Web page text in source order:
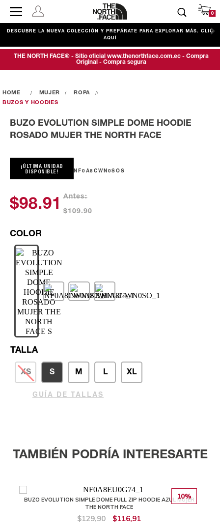
0
DESCUBRE LA NUEVA COLECCIÓN Y PREPÁRATE PARA EXPLORAR MÁS. CLIC
AQUÍ
THE NORTH FACE® - Sitio oficial www.thenorthface.com.ec - Compra
Original - Compra segura
MUJER
ROPA
BUZOS Y HOODIES
BUZO EVOLUTION SIMPLE DOME HOODIE
ROSADO MUJER THE NORTH FACE
¡ÚLTIMA UNIDAD
DISPONIBLE!
NF0A8CWN0SOS
$98.91
Antes:
$109.90
TALLA
XS S M L XL
GUÍA DE TALLAS
TAMBIÉN PODRÍA INTERESARTE
10%
BUZO EVOLUTION SIMPLE DOME FULL ZIP HOODIE AZUL MUJER
THE NORTH FACE
$129,90 $116,91